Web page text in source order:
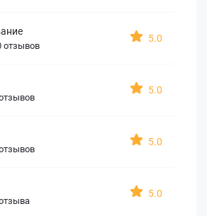
отзывов
5.0
5.0
5.0
5.0